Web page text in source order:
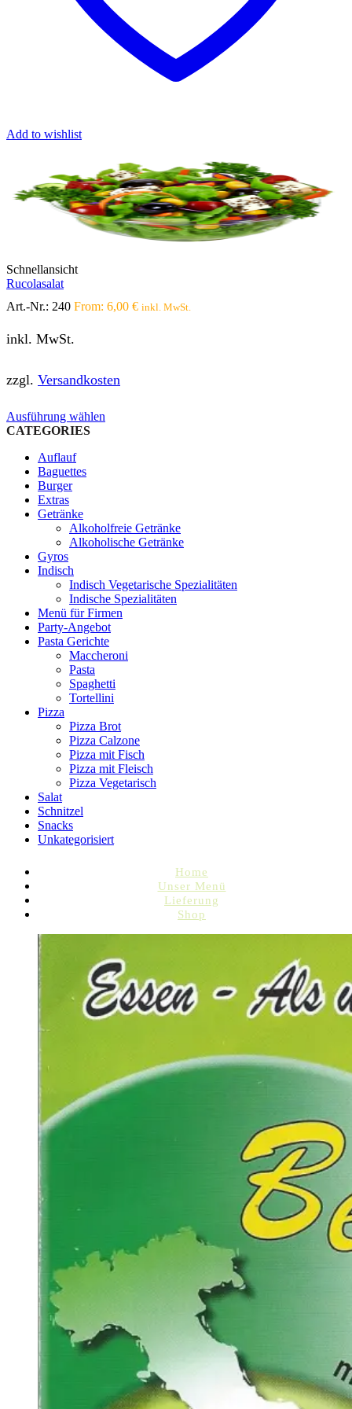
Add to wishlist
Schnellansicht
Rucolasalat
Art.-Nr.: 240 From: 6,00 € inkl. MwSt.
inkl. MwSt.
zzgl. Versandkosten
Ausführung wählen
können
auf
gewählt
werden
CATEGORIES
Auflauf
Baguettes
Burger
Extras
Getränke
Alkoholfreie Getränke
Alkoholische Getränke
Gyros
Indisch
Indisch Vegetarische Spezialitäten
Indische Spezialitäten
Menü für Firmen
Party-Angebot
Pasta Gerichte
Maccheroni
Pasta
Spaghetti
Tortellini
Pizza
Pizza Brot
Pizza Calzone
Pizza mit Fisch
Pizza mit Fleisch
Pizza Vegetarisch
Salat
Schnitzel
Snacks
Unkategorisiert
Home
Unser Menü
Lieferung
Shop